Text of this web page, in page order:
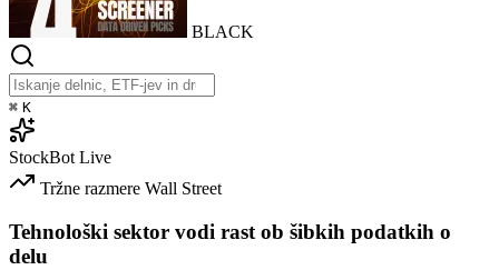
BLACK
⌘ K
StockBot Live
Tržne razmere Wall Street
Tehnološki sektor vodi rast ob šibkih podatkih o
delu